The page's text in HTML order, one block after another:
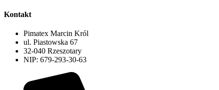
Kontakt
Pimatex Marcin Król
ul. Piastowska 67
32-040 Rzeszotary
NIP: 679-293-30-63